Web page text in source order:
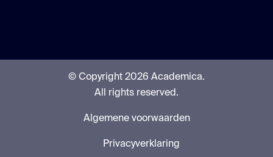
© Copyright 2026 Academica.
All rights reserved.
Algemene voorwaarden
Privacyverklaring